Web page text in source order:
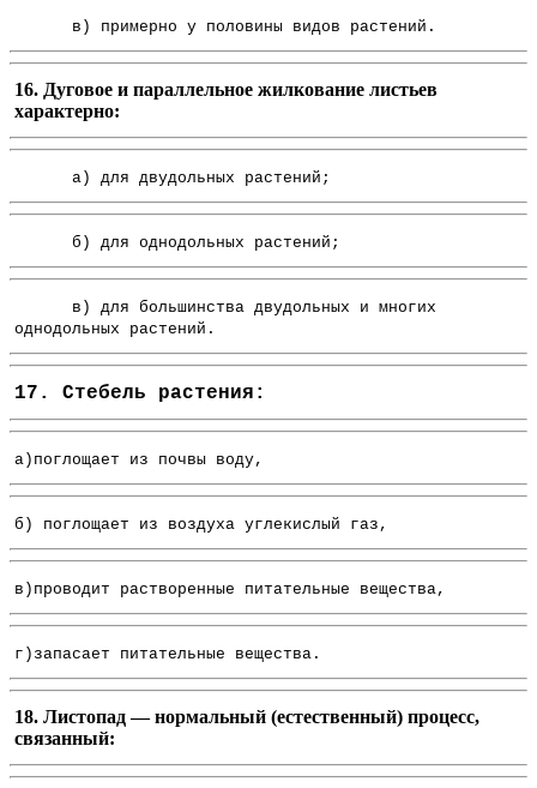
в) примерно у половины видов растений.
16. Дуговое и параллельное жилкование листьев
характерно:
а) для двудольных растений;
б) для однодольных растений;
в) для большинства двудольных и многих
однодольных растений.
17. Стебель растения:
а)поглощает из почвы воду,
б) поглощает из воздуха углекислый газ,
в)проводит растворенные питательные вещества,
г)запасает питательные вещества.
18. Листопад — нормальный (естественный) процесс,
связанный: